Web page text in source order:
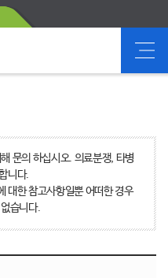
문의 하십시오. 의료분쟁, 타병
니다.
대한 참고사항일뿐 어떠한 경우
습니다.